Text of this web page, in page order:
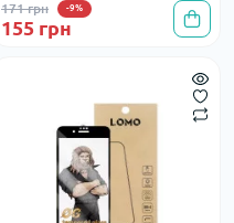
171 грн -9%
155 грн